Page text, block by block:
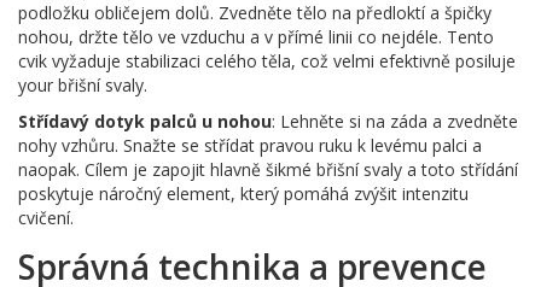
podložku obličejem dolů. Zvedněte tělo na předloktí a špičky
nohou, držte tělo ve vzduchu a v přímé linii co nejdéle. Tento
cvik vyžaduje stabilizaci celého těla, což velmi efektivně posiluje
your břišní svaly.
Střídavý dotyk palců u nohou: Lehněte si na záda a zvedněte
nohy vzhůru. Snažte se střídat pravou ruku k levému palci a
naopak. Cílem je zapojit hlavně šikmé břišní svaly a toto střídání
poskytuje náročný element, který pomáhá zvýšit intenzitu
cvičení.
Správná technika a prevence